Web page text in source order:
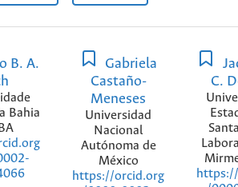
B. A.
Bahia
Gabriela
Castaño-
Meneses
Universidad
Nacional
Autónoma de
México
https://orcid.org
C.